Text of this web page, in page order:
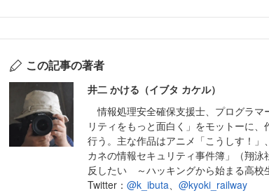
この記事の著者
井二 かける（イブタ カケル）
情報処理安全確保支援士、プログラマ
リティをもっと面白く」をモットーに
行う。主な作品はアニメ「こうしす！
カネの情報セキュリティ事件簿」（翔
反したい ～ハッキングから始まる高校
Twitter： @k_ibuta、 @kyoki_railway